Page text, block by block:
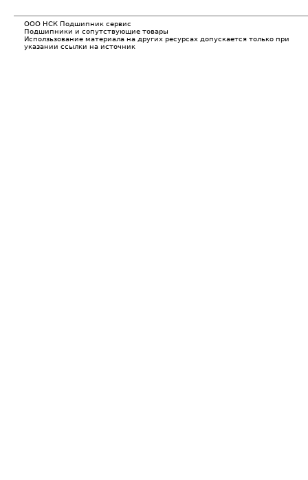
ООО НСК Подшипник сервис
Подшипники и сопутствующие товары
Исползьзование материала на других ресурсах допускается только при
указании ссылки на источник